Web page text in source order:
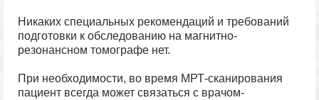
Никаких специальных рекомендаций и требований
подготовки к обследованию на магнитно-
резонансном томографе нет.
При необходимости, во время МРТ-сканирования
пациент всегда может связаться с врачом-